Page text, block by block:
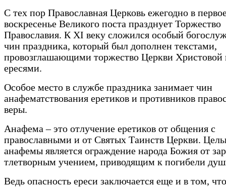
С тех пор Православная Церковь ежегодно в
воскресенье Великого поста празднует Торжество
Православия. К XI веку сложился особый
чин праздника, который был дополнен текстами,
провозглашающими торжество Церкви Христовой
ересями.
Особое место в службе праздника занимает чин
анафематствования еретиков и противников
веры.
Анафема – это отлучение еретиков от общения с
православными и от Святых Таинств Церкви.
анафемы является ограждение народа Божия от
тлетворным учением, приводящим к погибели
Ведь опасность ереси заключается еще и в том, что